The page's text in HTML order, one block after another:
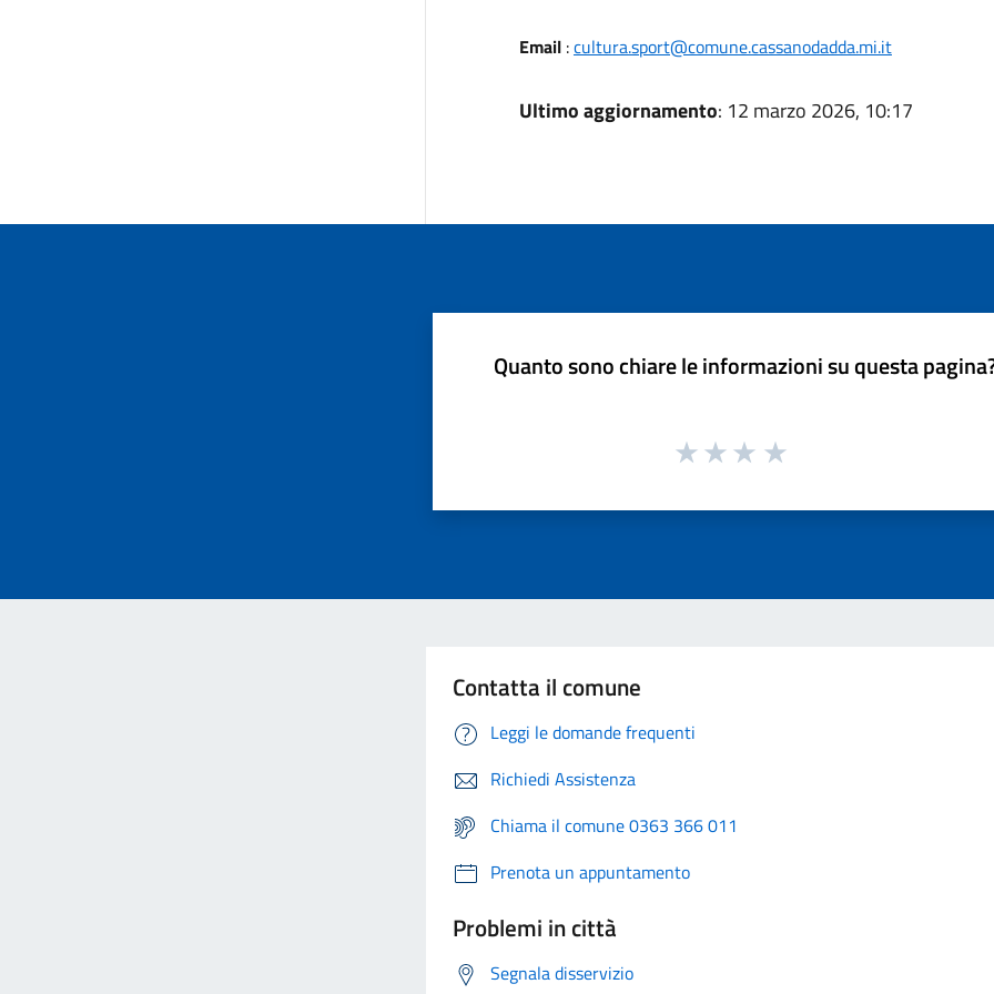
Email:cultura.sport@comune.cassanodadda.mi.it
Ultimo aggiornamento: 12 marzo 2026, 10:17
Quanto sono chiare le informazioni su questa
Contatta il comune
Leggi le domande frequenti
Richiedi Assistenza
Chiama il comune 0363 366 011
Prenota un appuntamento
Problemi in città
Segnala disservizio